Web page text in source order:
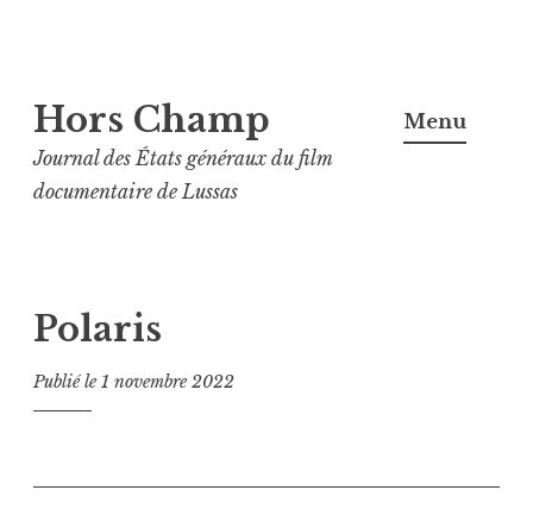
au
contenu
principal
Hors Champ
Journal des États généraux du film
documentaire de Lussas
Menu
Polaris
Publié le1 novembre 2022